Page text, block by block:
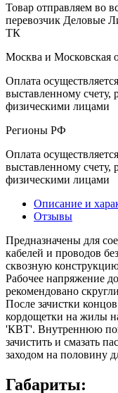
Товар отправляем во
перевозчик Деловые
ТК
Москва и Московская
Оплата
выставленному
физическими лицами
Регионы РФ
Оплата
выставленному
физическими лицами
Описание и
Отзывы
Предназначены для
кабелей и про­во­дов
сквозную
Рабочее напряжение
рекомендовано
После зачистки
кордощетки на жилы
'КВТ'. Внутреннюю
зачистить и смазать
заходом на половину
Габариты: